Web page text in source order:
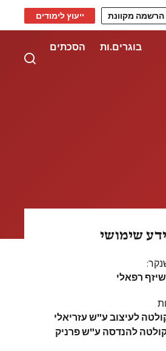
הרשמה מקוונת ייעוץ לימודים
בוגרים.ות הסכתים
שימושי
רפאלי
לעיצוב ע"ש עזריאלי
להנדסה ע"ש פרניק